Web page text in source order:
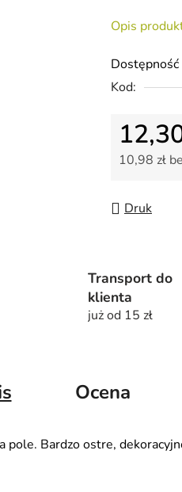
0,0
na
gwiazdek.
Opis
Dostępność
Kod:
10,98 zł
Druk
Transport do
klienta
już od 15 zł
Ocena
pole. Bardzo ostre,